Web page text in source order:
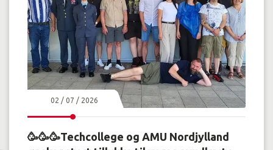
02 / 07 / 2026
🥳🥳🥳Techcollege og AMU Nordjylland